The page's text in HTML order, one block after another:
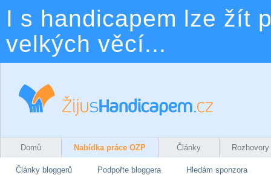
I s handicapem lze žít
velkých věcí...
Domů Nabídka práce OZP Články Rozhovory
Články bloggerů Podpořte bloggera Hledám sponzora